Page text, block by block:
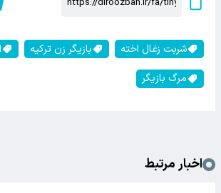
شربت زغال اخته بازیگر زن ترکیه
مرگ بازیگر
اخبار مرتبط